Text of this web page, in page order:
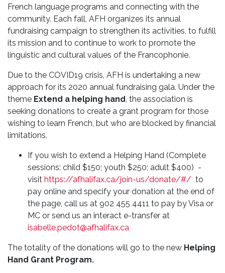
French language programs and connecting with the
community. Each fall, AFH organizes its annual
fundraising campaign to strengthen its activities, to fulfill
its mission and to continue to work to promote the
linguistic and cultural values of the Francophonie.
Due to the COVID19 crisis, AFH is undertaking a new
approach for its 2020 annual fundraising gala. Under the
theme Extend a helping hand , the association is
seeking donations to create a grant program for those
wishing to learn French, but who are blocked by financial
limitations.
If you wish to extend a Helping Hand (Complete
sessions: child $150; youth $250; adult $400) -
visit https://afhalifax.ca/join-us/donate/#/ to
pay online and specify your donation at the end of
the page, call us at 902 455 4411 to pay by Visa or
MC or send us an interact e-transfer at
isabelle.pedot@afhalifax.ca
The totality of the donations will go to the new Helping
Hand Grant Program.